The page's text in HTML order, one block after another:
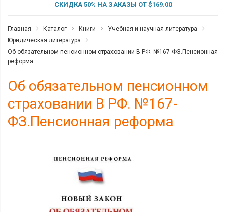
СКИДКА 50% НА ЗАКАЗЫ ОТ $169.00
Главная Каталог Книги
Учебная и научная литература
Юридическая литература
Об обязательном пенсионном страховании В РФ. №167-ФЗ.Пенсионная
реформа
Об обязательном пенсионном
страховании В РФ. №167-
ФЗ.Пенсионная реформа